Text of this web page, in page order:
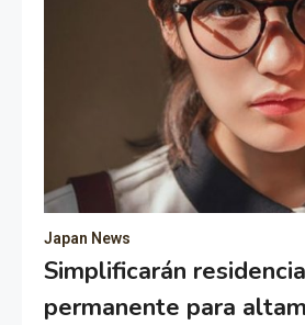
Japan News
Simplificarán residencia
permanente para